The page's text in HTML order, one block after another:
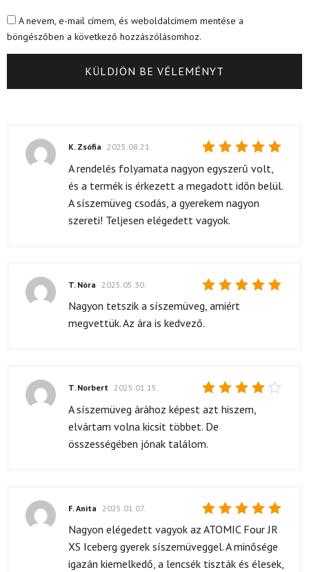
A nevem, e-mail címem, és weboldalcímem mentése a
böngészőben a következő hozzászólásomhoz.
Értékelés:
/ 5
K. Zsófia 2025.08.21.
A rendelés folyamata nagyon egyszerű volt,
és a termék is érkezett a megadott időn belül.
A síszemüveg csodás, a gyerekem nagyon
szereti! Teljesen elégedett vagyok.
Értékelés:
5
T. Nóra 2025.05.30.
Nagyon tetszik a síszemüveg, amiért
megvettük. Az ára is kedvező.
Értékelés:
T. Norbert 2025.01.15.
A síszemüveg árához képest azt hiszem,
elvártam volna kicsit többet. De
összességében jónak találom.
Értékelés:
F. Anita 2025.01.07.
Nagyon elégedett vagyok az ATOMIC Four JR
XS Iceberg gyerek síszemüveggel. A minősége
igazán kiemelkedő, a lencsék tiszták és élesek,